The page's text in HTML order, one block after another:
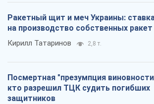
Ракетный щит и меч Украины:
на производство собственных ракет
Кирилл Татаринов 2,8 т.
Посмертная "презумпция
кто разрешил ТЦК судить погибших
защитников